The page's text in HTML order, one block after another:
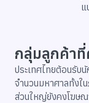
แ
กลุ่มลูกค้า
ประเทศไทยต้อนรับ
จำนวนมหาศาลทั้งใ
ส่วนใหญ่ยังคงโฆษณ